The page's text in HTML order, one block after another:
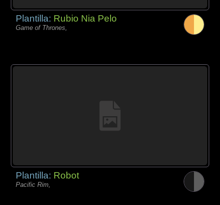
Plantilla: Rubio Nia Pelo
Game of Thrones,
Plantilla: Robot
Pacific Rim,